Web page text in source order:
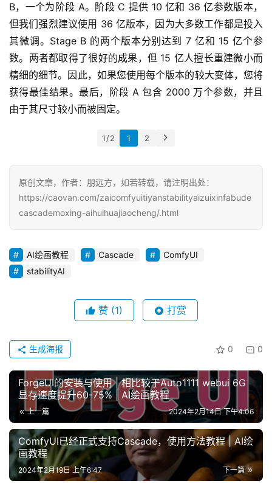
B，一个为阶段 A。阶段 C 提供 10 亿和 36 亿参数版本，
但我们强烈建议使用 36 亿版本，因为大多数工作都是投入
其微调。Stage B 的两个版本分别达到 7 亿和 15 亿个参
数。两者都取得了很好的成果，但 15 亿人擅长重建微小而
精细的细节。因此，如果您使用每个版本的较大变体，您将
获得最佳结果。最后，阶段 A 包含 2000 万个参数，并且
由于其尺寸较小而被固定。
1 / 2 1 2
原创文章，作者：朋远方，如若转载，请注明出处：
https://caovan.com/zaicomfyuitiyanstabilityaizuixinfabude
cascademoxing-aihuihuajiaocheng/.html
AI绘画教程 Cascade
ComfyUI
stabilityAI
赞 (1) 打赏
0 0
生成海报
ForgeUI的安装与使用 | 相比较于Auto1111 webui 6G
显存速度提升60-75% | AI绘画教程
上一篇 2024年2月14日 下午4:06
ComfyUI已经正式支持Cascade，使用方法教程 | AI绘
画教程
下一篇
2024年2月19日 上午6:47